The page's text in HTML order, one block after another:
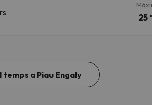
25
temps a Piau Engaly